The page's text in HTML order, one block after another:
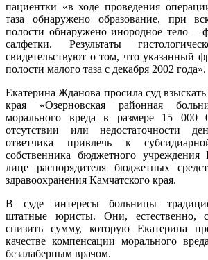
пациентки «в ходе проведения
таза обнаружено образование, при
полости обнаружено инородное тело –
салфетки. Результаты
свидетельствуют о том, что указанный
полости малого таза с декабря 2002 года».
Екатерина Жданова просила суд
края «Озерновская районная
морального вреда в размере 15 000
отсутствии или недостаточности
ответчика привлечь к
собственника бюджетного
лице распорядителя бюджетных
здравоохранения Камчатского края.
В суде интересы больницы
штатные юристы. Они, естественно,
снизить сумму, которую Екатерина
качестве компенсации морального
безалаберным врачом.